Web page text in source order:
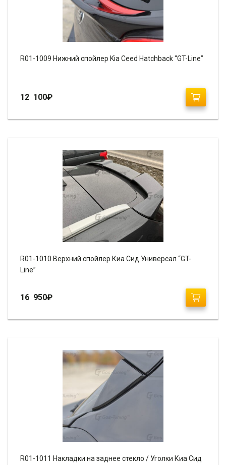
R01-1009 Нижний спойлер Kia Ceed Hatchback “GT-Line”
12 100₽
R01-1010 Верхний спойлер Киа Сид Универсал “GT-
Line”
16 950₽
R01-1011 Накладки на заднее стекло / Уголки Киа Сид